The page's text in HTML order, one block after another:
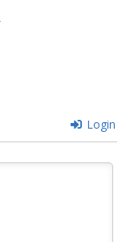
Login